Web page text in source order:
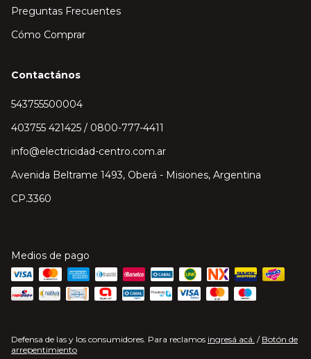
Preguntas Frecuentes
Cómo Comprar
Contactános
543755500004
403755 421425 / 0800-777-4411
info@electricidad-centro.com.ar
Avenida Beltrame 1493, Oberá - Misiones, Argentina
CP.3360
Medios de pago
Defensa de las y los consumidores. Para reclamos ingresá acá. / Botón de
arrepentimiento